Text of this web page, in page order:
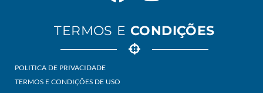
TERMOS E CONDIÇÕES
POLITICA DE PRIVACIDADE
TERMOS E CONDIÇÕES DE USO